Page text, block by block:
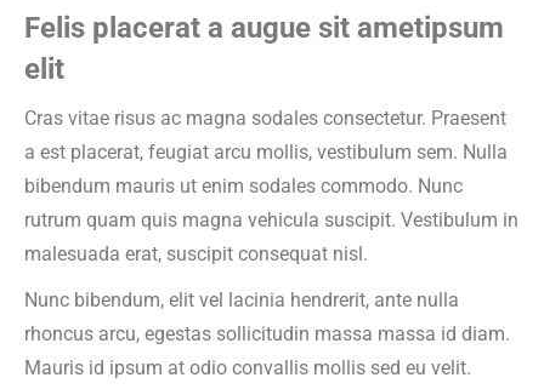
Felis placerat a augue sit ametipsum
elit
Cras vitae risus ac magna sodales consectetur. Praesent
a est placerat, feugiat arcu mollis, vestibulum sem. Nulla
bibendum mauris ut enim sodales commodo. Nunc
rutrum quam quis magna vehicula suscipit. Vestibulum in
malesuada erat, suscipit consequat nisl.
Nunc bibendum, elit vel lacinia hendrerit, ante nulla
rhoncus arcu, egestas sollicitudin massa massa id diam.
Mauris id ipsum at odio convallis mollis sed eu velit.